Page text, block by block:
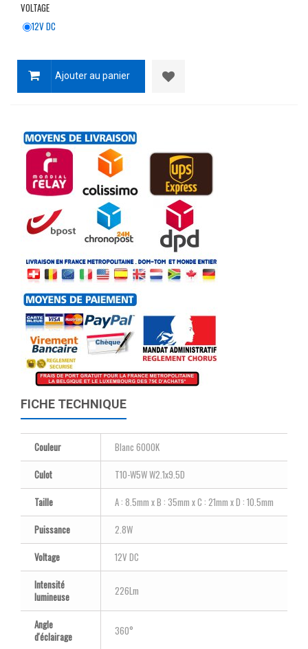
VOLTAGE
12V DC
Ajouter au panier
FICHE TECHNIQUE
Couleur
Blanc 6000K
Culot
T10-W5W W2.1x9.5D
Taille
A : 8.5mm x B : 35mm x C : 21mm x D : 10.5mm
Puissance
2.8W
Voltage
12V DC
Intensité
lumineuse
226Lm
Angle
d'éclairage
360°